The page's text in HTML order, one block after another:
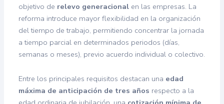
objetivo de relevo generacional en las empresas. La
reforma introduce mayor flexibilidad en la organización
del tiempo de trabajo, permitiendo concentrar la jornada
a tiempo parcial en determinados periodos (días,
semanas o meses), previo acuerdo individual o colectivo.
Entre los principales requisitos destacan una edad
máxima de anticipación de tres años respecto a la